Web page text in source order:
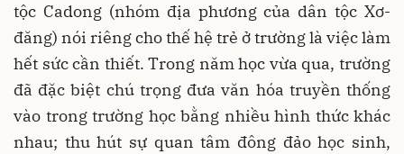
tộc Cadong (nhóm địa phương của dân tộc Xơ-
đăng) nói riêng cho thế hệ trẻ ở trường là việc làm
hết sức cần thiết. Trong năm học vừa qua, trường
đã đặc biệt chú trọng đưa văn hóa truyền thống
vào trong trường học bằng nhiều hình thức khác
nhau; thu hút sự quan tâm đông đảo học sinh,